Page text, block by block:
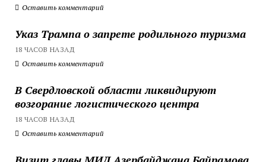
Оставить комментарий
Указ Трампа о запрете родильного туризма
18 ЧАСОВ НАЗАД
Оставить комментарий
В Свердловской области ликвидируют
возгорание логистического центра
18 ЧАСОВ НАЗАД
Оставить комментарий